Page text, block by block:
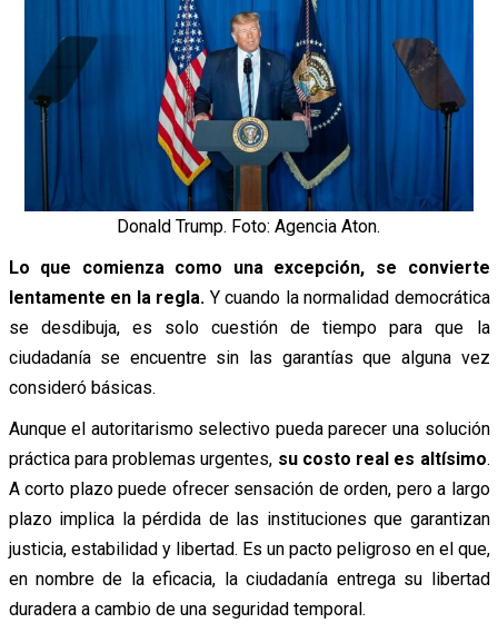
Donald Trump. Foto: Agencia Aton.
Lo que comienza como una excepción, se convierte
lentamente en la regla. Y cuando la normalidad democrática
se desdibuja, es solo cuestión de tiempo para que la
ciudadanía se encuentre sin las garantías que alguna vez
consideró básicas.
Aunque el autoritarismo selectivo pueda parecer una solución
práctica para problemas urgentes, su costo real es altísimo.
A corto plazo puede ofrecer sensación de orden, pero a largo
plazo implica la pérdida de las instituciones que garantizan
justicia, estabilidad y libertad. Es un pacto peligroso en el que,
en nombre de la eficacia, la ciudadanía entrega su libertad
duradera a cambio de una seguridad temporal.